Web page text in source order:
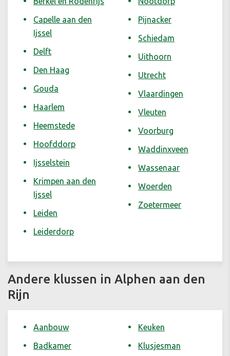
Capelle aan den
Ijssel
Delft
Den Haag
Gouda
Haarlem
Heemstede
Hoofddorp
Ijsselstein
Krimpen aan den
Ijssel
Leiden
Leiderdorp
Pijnacker
Schiedam
Uithoorn
Utrecht
Vlaardingen
Vleuten
Voorburg
Waddinxveen
Wassenaar
Woerden
Zoetermeer
Andere klussen in Alphen aan den
Rijn
Aanbouw
Badkamer
Keuken
Klusjesman